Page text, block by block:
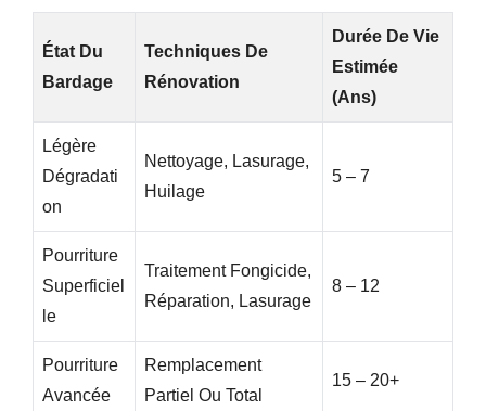
État Du
Bardage
Techniques De
Rénovation
Durée De Vie
Estimée
(ans)
Légère
Dégradati
On
Nettoyage, Lasurage,
Huilage
5 – 7
Pourriture
Superficiel
Le
Traitement Fongicide,
Réparation, Lasurage
8 – 12
Pourriture
Avancée
Remplacement
Partiel Ou Total
15 – 20+